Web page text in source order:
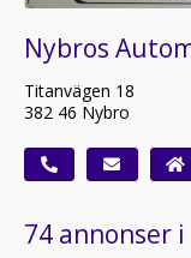
Nybros
Titanvägen 18
382 46 Nybro
74 annonser